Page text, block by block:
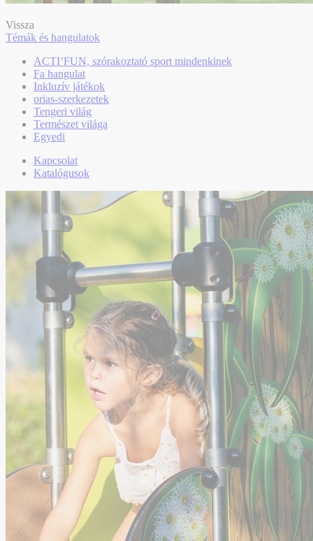
Vissza
Témák és hangulatok
ACTI’FUN, szórakoztató sport mindenkinek
Fa hangulat
Inkluzív játékok
orias-szerkezetek
Tengeri világ
Természet világa
Egyedi
Kapcsolat
Katalógusok